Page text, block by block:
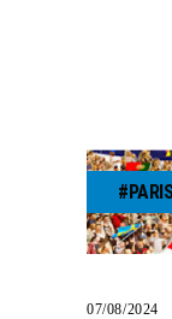
07/08/2024